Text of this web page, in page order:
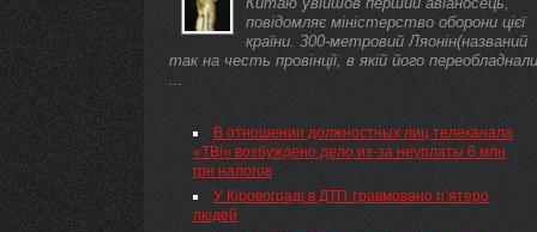
стандартів України, скасування національних
стандартів України та міждержавних стандартів
повідомляє міністерство оборони цієї
країни. 300-метровий Ляонін(названий
так на честь провінції, в якій його
...
В отношении должностных лиц телеканала
«ТВі» возбуждено дело из-за неуплаты 6 млн
грн налогов
У Кіровограді в ДТП травмовано п’ятеро
людей